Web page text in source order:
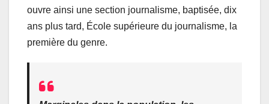
ouvre ainsi une section journalisme, baptisée, dix
ans plus tard, École supérieure du journalisme, la
première du genre.